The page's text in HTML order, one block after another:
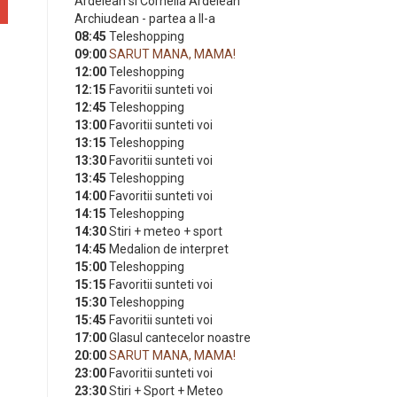
Archiudean - partea a II-a
08:45 Teleshopping
09:00SARUT MANA, MAMA!
12:00Teleshopping
12:15 Favoritii sunteti voi
12:45 Teleshopping
13:00Favoritii sunteti voi
13:15 Teleshopping
13:30Favoritii sunteti voi
13:45 Teleshopping
14:00Favoritii sunteti voi
14:15 Teleshopping
14:30Stiri + meteo + sport
14:45 Medalion de interpret
15:00Teleshopping
15:15 Favoritii sunteti voi
15:30Teleshopping
15:45 Favoritii sunteti voi
17:00Glasul cantecelor noastre
20:00SARUT MANA, MAMA!
23:00Favoritii sunteti voi
23:30Stiri + Sport + Meteo